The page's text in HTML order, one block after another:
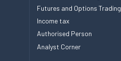
Futures and Options Trading
Income tax
Authorised Person
Analyst Corner